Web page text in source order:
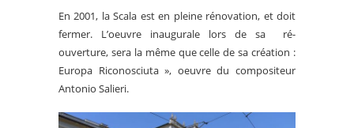
En 2001, la Scala est en pleine rénovation, et doit
fermer. L’oeuvre inaugurale lors de sa ré-
ouverture, sera la même que celle de sa création :
Europa Riconosciuta », oeuvre du compositeur
Antonio Salieri.